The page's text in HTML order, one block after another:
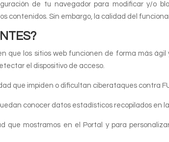
de tu navegador para modificar y/o
contenidos. Sin embargo, la calidad del
que los sitios web funcionen de forma más
el dispositivo de acceso.
que impiden o dificultan ciberataques contra
conocer datos estadísticos recopilados en
que mostramos en el Portal y para